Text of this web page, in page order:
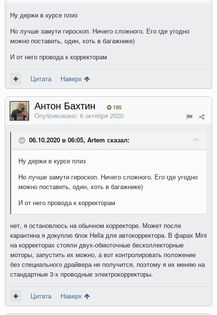
Ну держи в курсе плиз
Но лучше замути гироскоп. Ничего сложного. Его где угодно
можно поставить, один, хоть в багажнике)
И от него провода к корректорам
Цитата Наверх
Антон Бахтин 195
Опубликовано: 6 октября 2020
06.10.2020 в 06:05, Artem сказал:
Ну держи в курсе плиз
Но лучше замути гироскоп. Ничего сложного. Его где угодно
можно поставить, один, хоть в багажнике)
И от него провода к корректорам
нет, я остановлюсь на обычном корректоре. Может после
карантина я докуплю блок Hella для автокорректора. В фарах Mini
на корректорах стояли двух-обмоточные бесколлекторные
моторы, запустить их можно, а вот контролировать положение
без специального драйвера не получится, поэтому я их меняю на
стандартные 3-х проводные электрокорректоры.
Цитата Наверх